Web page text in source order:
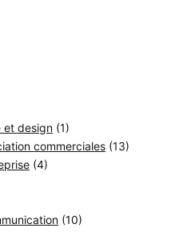
et design (1)
commerciales (13)
(4)
(10)